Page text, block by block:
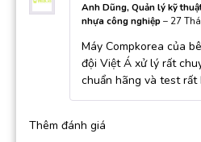
Anh Dũng, Quản lý kỹ
nhựa công nghiệp– 27
Máy Compkorea của
đội Việt Á xử lý rất
chuẩn hãng và test rất
Thêm đánh giá